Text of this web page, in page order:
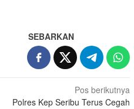
SEBARKAN
Pos berikutnya
Polres Kep Seribu Terus Cegah